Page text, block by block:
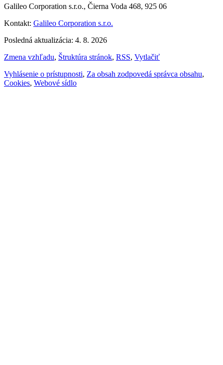
Galileo Corporation s.r.o., Čierna Voda 468, 925 06
Kontakt: Galileo Corporation s.r.o.
Posledná aktualizácia: 4. 8. 2026
Zmena vzhľadu, Štruktúra stránok, RSS, Vytlačiť
Vyhlásenie o prístupnosti, Za obsah zodpovedá správca obsahu,
Cookies, Webové sídlo